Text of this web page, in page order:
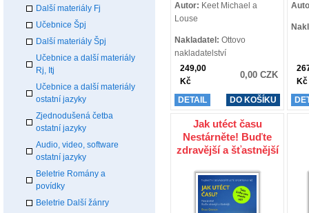
Další materiály Fj
Učebnice Špj
Další materiály Špj
Učebnice a další materiály
Rj, Itj
Učebnice a další materiály
ostatní jazyky
Zjednodušená četba
ostatní jazyky
Audio, video, software
ostatní jazyky
Beletrie Romány a
povídky
Beletrie Další žánry
Autor: Keet Michael a
Louse
Nakladatel: Ottovo
nakladatelství
249,00
Kč
0,00 CZK
DETAIL DO KOŠÍKU
Kč
Jak utéct času
Nestárněte! Buďte
zdravější a šťastnější